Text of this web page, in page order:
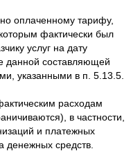
оплаченному тарифу,
фактически был
услуг на дату
данной составляющей
указанными в п. 5.13.5.
расходам
в частности,
и платежных
денежных средств.